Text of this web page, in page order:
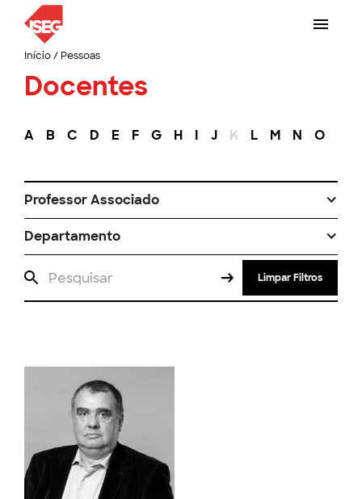
Início/ Pessoas
Docentes
A B C D E F G H I J K L M N O
Professor Associado
Departamento
Limpar Filtros